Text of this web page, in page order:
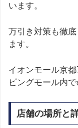
います。
万引き対策も徹
ます。
イオンモール京
ピングモール内
店舗の場所と